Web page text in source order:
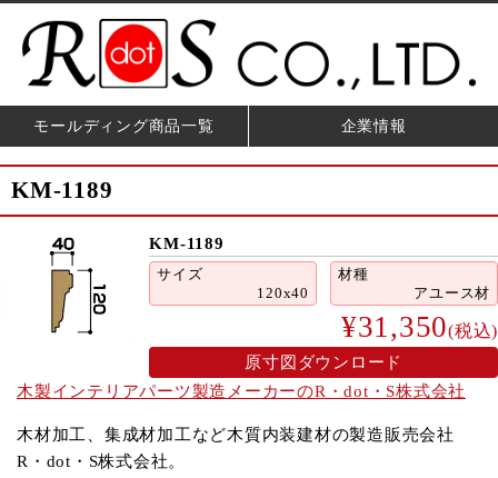
モールディング商品一覧 企業情報
KM-1189
KM-1189
サイズ
120x40
材種
アユース材
¥31,350(税込)
原寸図ダウンロード
木製インテリアパーツ製造メーカーのR・dot・S株式会社
木材加工、集成材加工など木質内装建材の製造販売会社
R・dot・S株式会社。